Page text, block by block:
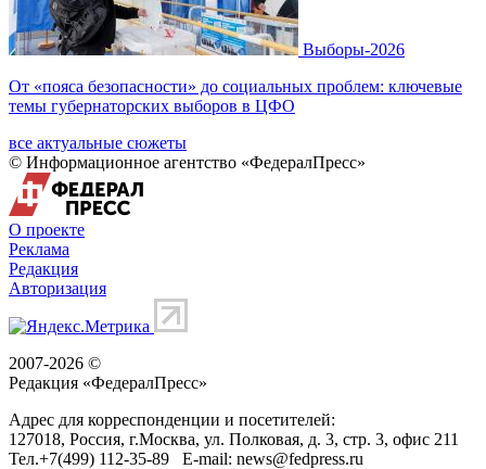
Выборы-2026
От «пояса безопасности» до социальных проблем: ключевые
темы губернаторских выборов в ЦФО
все актуальные сюжеты
© Информационное агентство «ФедералПресс»
О проекте
Реклама
Редакция
Авторизация
2007-2026 ©
Редакция «ФедералПресс»
Адрес для корреспонденции и посетителей:
127018, Россия, г.Москва, ул. Полковая, д. 3, стр. 3, офис 211
Тел.+7(499) 112-35-89 E-mail: news@fedpress.ru